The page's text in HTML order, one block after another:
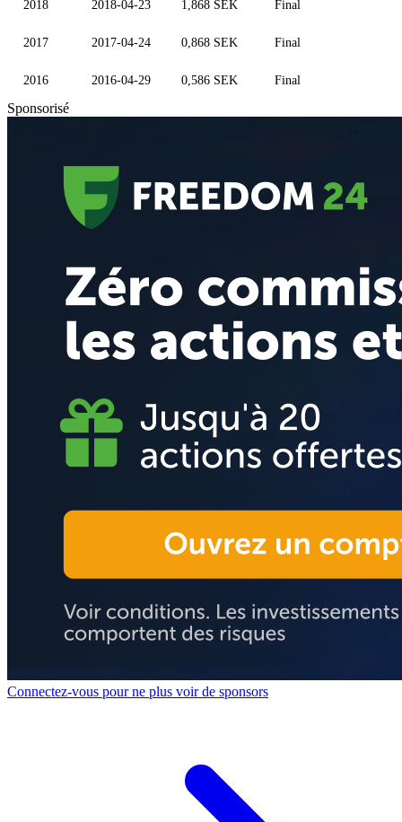
2018 2018-04-23 1,868 SEK Final
2017 2017-04-24 0,868 SEK Final
2016 2016-04-29 0,586 SEK Final
Sponsorisé
Connectez-vous pour ne plus voir de sponsors